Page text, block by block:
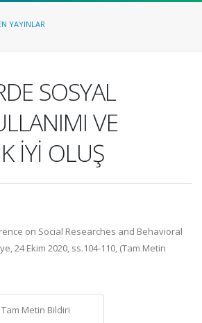
YAYINLAR
SOSYAL
VE
İYİ OLUŞ
on Social Researches and Behavioral
24 Ekim 2020, ss.104-110, (Tam Metin
Metin Bildiri